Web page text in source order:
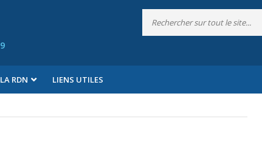
LA RDN LIENS UTILES